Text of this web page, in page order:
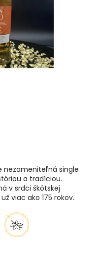
nezameniteľná single
a tradíciou.
v srdci škótskej
viac ako 175 rokov.